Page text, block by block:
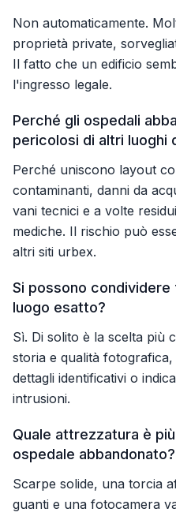
Non automaticamente.
proprietà private,
Il fatto che un edificio
l'ingresso legale.
Perché gli ospedali
pericolosi di altri luoghi
Perché uniscono layout
contaminanti, danni da
vani tecnici e a volte
mediche. Il rischio può
altri siti urbex.
Si possono
luogo esatto?
Sì. Di solito è la scelta più
storia e qualità
dettagli identificativi o
intrusioni.
Quale attrezzatura è
ospedale abbandonato?
Scarpe solide, una torcia
guanti e una fotocamera